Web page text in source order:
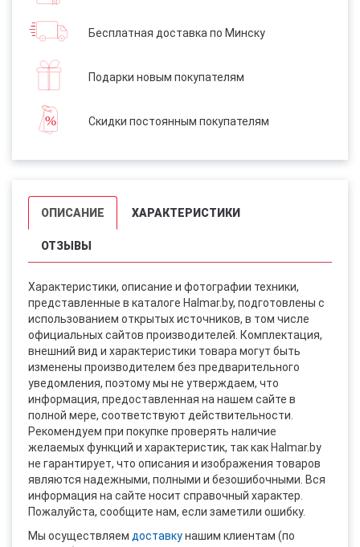
Бесплатная доставка по Минску
Подарки новым покупателям
Скидки постоянным покупателям
ОПИСАНИЕ ХАРАКТЕРИСТИКИ
ОТЗЫВЫ
Характеристики, описание и фотографии техники,
представленные в каталоге Halmar.by, подготовлены с
использованием открытых источников, в том числе
официальных сайтов производителей. Комплектация,
внешний вид и характеристики товара могут быть
изменены производителем без предварительного
уведомления, поэтому мы не утверждаем, что
информация, предоставленная на нашем сайте в
полной мере, соответствуют действительности.
Рекомендуем при покупке проверять наличие
желаемых функций и характеристик, так как Halmar.by
не гарантирует, что описания и изображения товаров
являются надежными, полными и безошибочными. Вся
информация на сайте носит справочный характер.
Пожалуйста, сообщите нам, если заметили ошибку.
Мы осуществляем доставкунашим клиентам (по